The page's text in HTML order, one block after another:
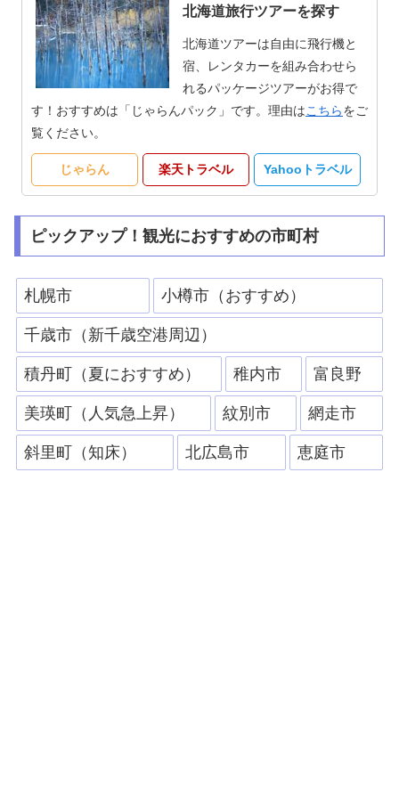
北海道旅行ツアーを探す
北海道ツアーは自由に飛行機と
宿、レンタカーを組み合わせら
れるパッケージツアーがお得で
す！おすすめは「じゃらんパック」です。理由はこちらをご
覧ください。
じゃらん 楽天トラベル Yahooトラベル
ピックアップ！観光におすすめの市町村
札幌市 小樽市（おすすめ）
千歳市（新千歳空港周辺）
積丹町（夏におすすめ） 稚内市 富良野
美瑛町（人気急上昇） 紋別市 網走市
斜里町（知床） 北広島市 恵庭市